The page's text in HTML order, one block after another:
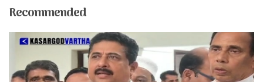
Recommended